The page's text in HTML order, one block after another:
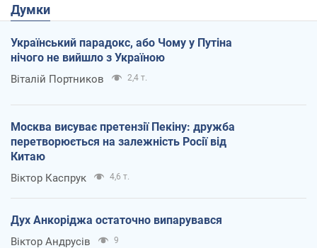
Думки
Український парадокс, або Чому у Путіна
нічого не вийшло з Україною
Віталій Портников 2,4 т.
Москва висуває претензії Пекіну: дружба
перетворюється на залежність Росії від
Китаю
Віктор Каспрук 4,6 т.
Дух Анкоріджа остаточно випарувався
Віктор Андрусів 9